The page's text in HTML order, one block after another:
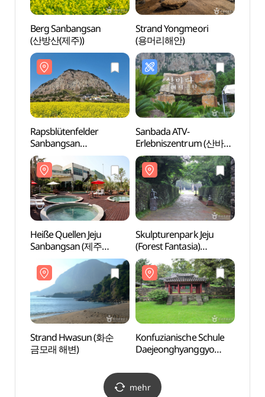
Berg Sanbangsan
(산방산(제주))
Strand Yongmeori
(용머리해안)
Rapsblütenfelder
Sanbangsan
(산방산유채꽃밭)
Sanbada ATV-
Erlebniszentrum (산바다
ATV체험장)
Heiße Quellen Jeju
Sanbangsan (제주
산방산탄산온천)
Skulpturenpark Jeju
(Forest Fantasia)
(제주조각공원(포레스트
판타지아))
Strand Hwasun (화순
금모래 해변)
Konfuzianische Schule
Daejeonghyanggyo
mehr